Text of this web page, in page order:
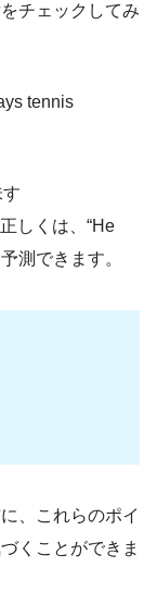
チェックしてみ
tennis
しくは、“He
測できます。
、これらのポイ
くことができま